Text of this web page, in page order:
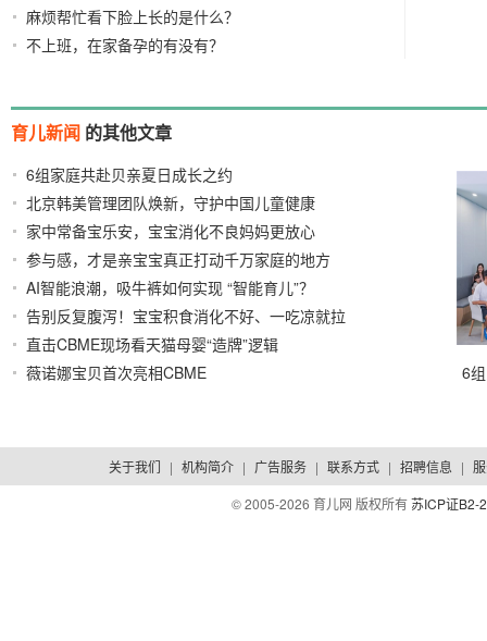
麻烦帮忙看下脸上长的是什么？
不上班，在家备孕的有没有？
育儿新闻 的其他文章
6组家庭共赴贝亲夏日成长之约
北京韩美管理团队焕新，守护中国儿童健康
家中常备宝乐安，宝宝消化不良妈妈更放心
参与感，才是亲宝宝真正打动千万家庭的地方
2026/07/30
AI智能浪潮，吸牛裤如何实现 “智能育儿”？
告别反复腹泻！宝宝积食消化不好、一吃凉就拉
2026/07/29
直击CBME现场看天猫母婴“造牌”逻辑
薇诺娜宝贝首次亮相CBME 6
关于我们 | 机构简介 | 广告服务 | 联系方式 | 招聘信息 |
© 2005-2026 育儿网 版权所有苏ICP证B2-